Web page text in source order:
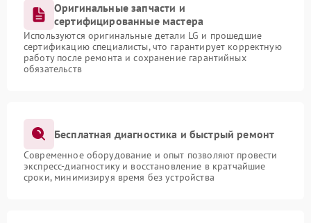
Оригинальные запчасти и
сертифицированные мастера
Используются оригинальные детали LG и прошедшие
сертификацию специалисты, что гарантирует корректную
работу после ремонта и сохранение гарантийных
обязательств
Бесплатная диагностика и быстрый ремонт
Современное оборудование и опыт позволяют провести
экспресс-диагностику и восстановление в кратчайшие
сроки, минимизируя время без устройства